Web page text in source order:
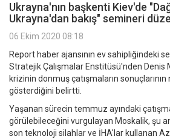
Ukrayna'nın başkenti Kiev'de
Ukrayna'dan bakış" semineri
06 Ekim 2020 08:18
Report haber ajansının ev sahipliğindeki
Stratejik Çalışmalar Enstitüsü'nden Denis
krizinin donmuş çatışmaların
gösterdiğini belirtti.
Yaşanan sürecin temmuz ayındaki
görülebileceğini vurgulayan Moskalik, şu
son teknoloji silahlar ve İHA'lar kullanan